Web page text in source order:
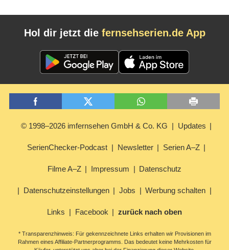
Hol dir jetzt die fernsehserien.de App
© 1998–2026 imfernsehen GmbH & Co. KG Updates
SerienChecker-Podcast Newsletter Serien A–Z
Filme A–Z Impressum Datenschutz
Datenschutzeinstellungen Jobs Werbung schalten
Links Facebook zurück nach oben
* Transparenzhinweis: Für gekennzeichnete Links erhalten wir Provisionen im
Rahmen eines Affiliate-Partnerprogramms. Das bedeutet keine Mehrkosten für